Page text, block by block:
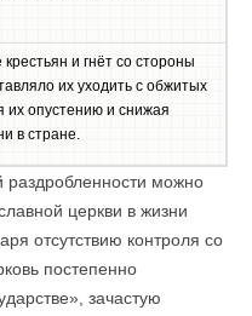
и гнёт со стороны
их уходить с обжитых
их опустению и снижая
в стране.
раздробленности можно
церкви в жизни
отсутствию контроля со
постепенно
зачастую